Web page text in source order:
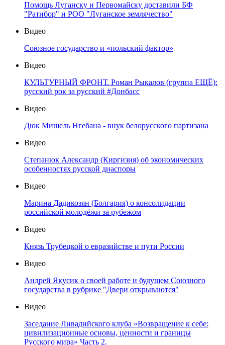
Помощь Луганску и Первомайску доставили БФ
"Ратибор" и РОО "Луганское землячество"
Видео
Союзное государство и «польский фактор»
Видео
КУЛЬТУРНЫЙ ФРОНТ. Роман Рыкалов (группа ЕЩЁ):
русский рок за русский #Донбасс
Видео
Дюк Мишель Нгебана - внук белорусского партизана
Видео
Степанюк Александр (Киргизия) об экономических
особенностях русской диаспоры
Видео
Марина Дадикозян (Болгария) о консолидации
российской молодёжи за рубежом
Видео
Князь Трубецкой о евразийстве и пути России
Видео
Андрей Якусик о своей работе и будущем Союзного
государства в рубрике "Двери открываются"
Видео
Заседание Ливадийского клуба «Возвращение к себе:
цивилизационные основы, ценности и границы
Русского мира» Часть 2.